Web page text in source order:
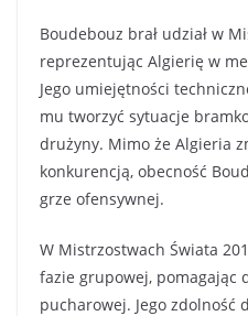
Boudebouz brał udział w
reprezentując Algierię w
Jego umiejętności
mu tworzyć sytuacje
drużyny. Mimo że Algieria
konkurencją, obecność
grze ofensywnej.
W Mistrzostwach Świata
fazie grupowej, pomagając
pucharowej. Jego zdolność